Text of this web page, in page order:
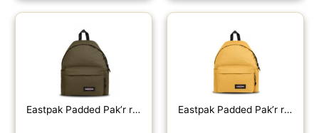
Eastpak Padded Pak’r rygsæk 24L-army olive – Skoletasker / -rygsække Eastpak Padded Pak’r rygsæk 24L-bamboo yellow – Skoletasker / -rygsække